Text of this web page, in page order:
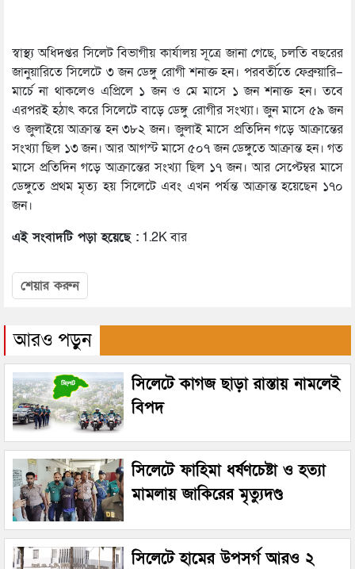
স্বাস্থ্য অধিদপ্তর সিলেট বিভাগীয় কার্যালয় সূত্রে জানা গেছে, চলতি বছরের
জানুয়ারিতে সিলেটে ৩ জন ডেঙ্গু রোগী শনাক্ত হন। পরবর্তীতে ফেব্রুয়ারি–
মার্চে না থাকলেও এপ্রিলে ১ জন ও মে মাসে ১ জন শনাক্ত হন। তবে
এরপরই হঠাৎ করে সিলেটে বাড়ে ডেঙ্গু রোগীর সংখ্যা। জুন মাসে ৫৯ জন
ও জুলাইয়ে আক্রান্ত হন ৩৮২ জন। জুলাই মাসে প্রতিদিন গড়ে আক্রান্তের
সংখ্যা ছিল ১৩ জন। আর আগস্ট মাসে ৫০৭ জন ডেঙ্গুতে আক্রান্ত হন। গত
মাসে প্রতিদিন গড়ে আক্রান্তের সংখ্যা ছিল ১৭ জন। আর সেপ্টেম্বর মাসে
ডেঙ্গুতে প্রথম মৃত্য হয় সিলেটে এবং এখন পর্যন্ত আক্রান্ত হয়েছেন ১৭০
জন।
এই সংবাদটি পড়া হয়েছে : 1.2K বার
শেয়ার করুন
আরও পড়ুন
সিলেটে কাগজ ছাড়া রাস্তায় নামলেই
বিপদ
সিলেটে ফাহিমা ধর্ষণচেষ্টা ও হত্যা
মামলায় জাকিরের মৃত্যুদণ্ড
সিলেটে হামের উপসর্গ আরও ২